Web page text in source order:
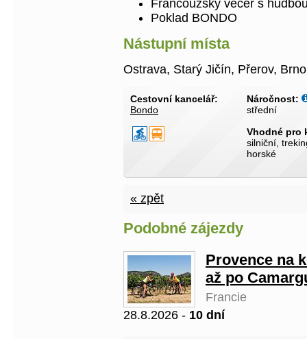
Francouzský večer s
Poklad BONDO
Nástupní místa
Ostrava, Starý Jičín, Přerov,
Cestovní kancelář:
Bondo
Náročnost:
střední
Vhodné pro
silniční,
horské
« zpět
Podobné zájezdy
Provence na
až po
Francie
28.8.2026 - 10 dní